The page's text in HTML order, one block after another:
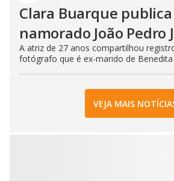
Clara Buarque
namorado João Pedro
A atriz de 27 anos compartilhou
fotógrafo que é ex-marido de Benedita
VEJA MAIS